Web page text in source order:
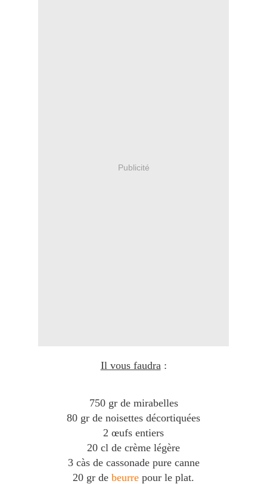
Publicité
Il vous faudra:
750 gr de mirabelles
80 gr de noisettes décortiquées
2 œufs entiers
20 cl de crème légère
3 càs de cassonade pure canne
20 gr de beurre pour le plat.